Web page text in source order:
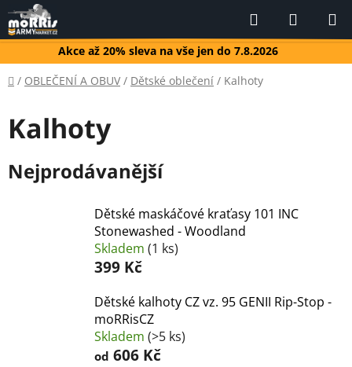
Přejít
na
obsah
Akce až 20% sleva na vše jen do 7.8.2026
Hledat
KOŠÍK
Domů
/ OBLEČENÍ A OBUV / Dětské oblečení / Kalhoty
Kalhoty
Nejprodávanější
Dětské maskáčové kraťasy 101 INC
Stonewashed - Woodland
Skladem (1 ks)
399 Kč
Dětské kalhoty CZ vz. 95 GENII Rip-Stop -
moRRisCZ
Skladem (>5 ks)
od 606 Kč